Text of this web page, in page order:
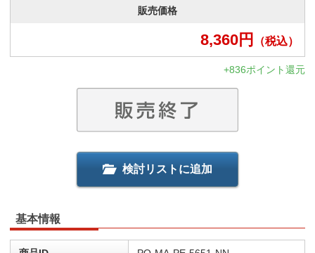
販売価格
8,360円 （税込）
+836ポイント還元
検討リストに追加
基本情報